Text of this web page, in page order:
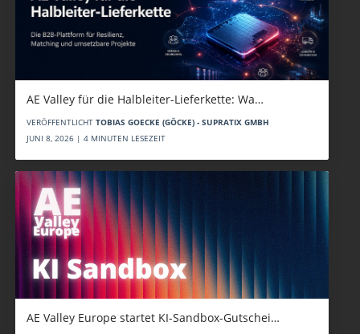
AE Valley für die Halbleiter-Lieferkette: Wa…
VERÖFFENTLICHT TOBIAS GOECKE (GÖCKE) - SUPRATIX GMBH
JUNI 8, 2026 | 4 MINUTEN LESEZEIT
AE Valley Europe startet KI-Sandbox-Gutschei…